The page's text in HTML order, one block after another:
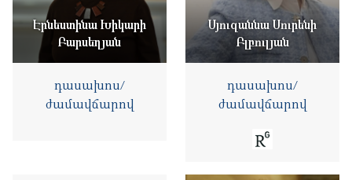
Էրնեստինա Խիկարի
Բարսեղյան
դասախոս/
ժամավճարով
Սյուզաննա Սուրենի
Բլբուլյան
դասախոս/
ժամավճարով